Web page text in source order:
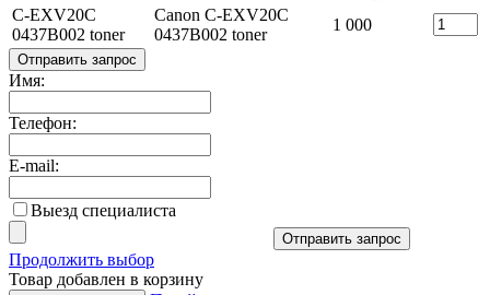
C-EXV20C
0437B002 toner
Canon C-EXV20C
0437B002 toner
1 000
Отправить запрос
Имя:
Телефон:
E-mail:
Выезд специалиста
Отправить запрос
Продолжить выбор
Товар добавлен в корзину